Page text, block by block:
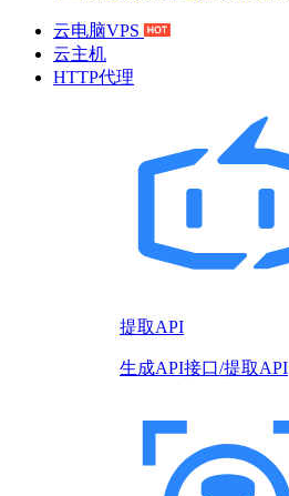
云电脑VPS
云主机
HTTP代理
提取API
生成API接口/提取API